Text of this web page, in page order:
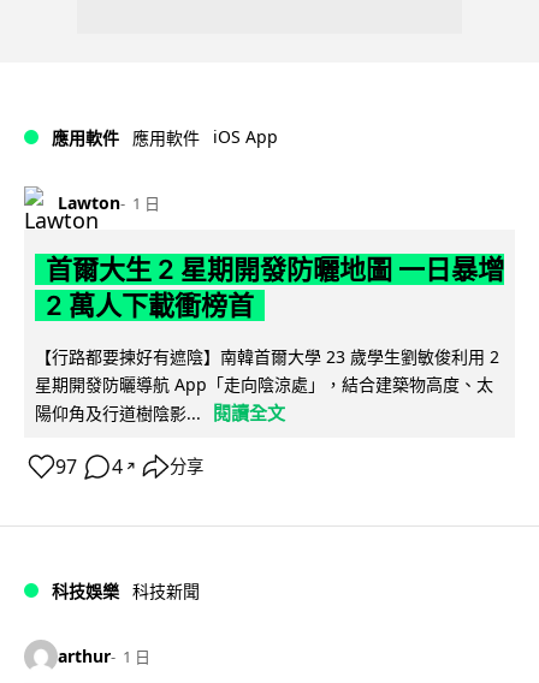
應用軟件 應用軟件 iOS App
Lawton 1 日
首爾大生 2 星期開發防曬地圖 一日暴增
2 萬人下載衝榜首
【行路都要揀好有遮陰】南韓首爾大學 23 歲學生劉敏俊利用 2
星期開發防曬導航 App「走向陰涼處」，結合建築物高度、太
陽仰角及行道樹陰影...
閱讀全文
97 4 ↗ 分享
科技娛樂 科技新聞
arthur 1 日